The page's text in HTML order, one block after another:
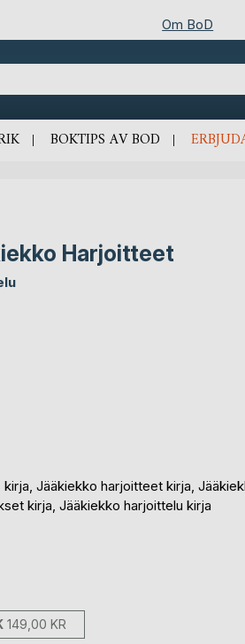
Om BoD
BOKTIPS AV BOD
Harjoitteet
Jääkiekko harjoitteet kirja,
kirja, Jääkiekko harjoittelu kirja
149,00 KR